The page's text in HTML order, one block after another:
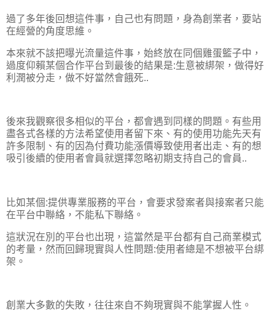
過了多年後回想這件事，自己也有問題，身為創業者，要站
在經營的角度思維。
本來就不該把曝光流量這件事，始終放在同個雞蛋籃子中，
過度仰賴某個合作平台到最後的結果是:生意被綁架，做得好
利潤被分走，做不好當然會餓死..
後來我觀察很多相似的平台，都會遇到同樣的問題。有些用
盡各式各樣的方法希望使用者留下來、有的使用功能先天有
許多限制、有的因為付費功能漲價導致使用者出走、有的想
吸引後續的使用者會員就選擇忽略初期支持自己的會員..
比如某個:提供專業服務的平台，會要求發案者與接案者只能
在平台中聯絡，不能私下聯絡。
這狀況在別的平台也出現，這當然是平台都有自己商業模式
的考量，然而回歸現實與人性問題:使用者總是不想被平台綁
架。
創業大多數的失敗，往往來自不夠現實與不能掌握人性。